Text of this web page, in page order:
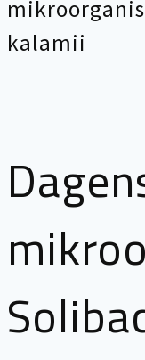
kalamii